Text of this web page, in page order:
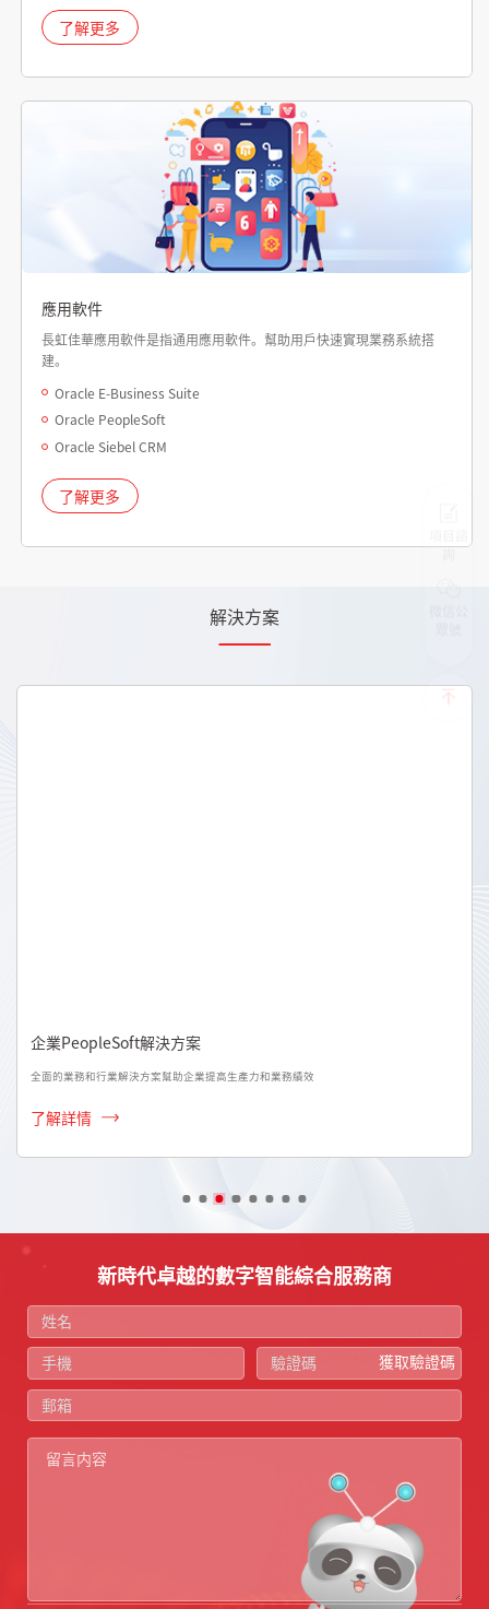
了解更多
應用軟件
長虹佳華應用軟件是指通用應用軟件。幫助用戶快速實現業務系統搭
建。
Oracle E-Business Suite
Oracle PeopleSoft
Oracle Siebel CRM
了解更多
解決方案
企業PeopleSoft解決方案
全面的業務和行業解決方案幫助企業提高生產力和業務績效
了解詳情
新時代卓越的數字智能綜合服務商
獲取驗證碼